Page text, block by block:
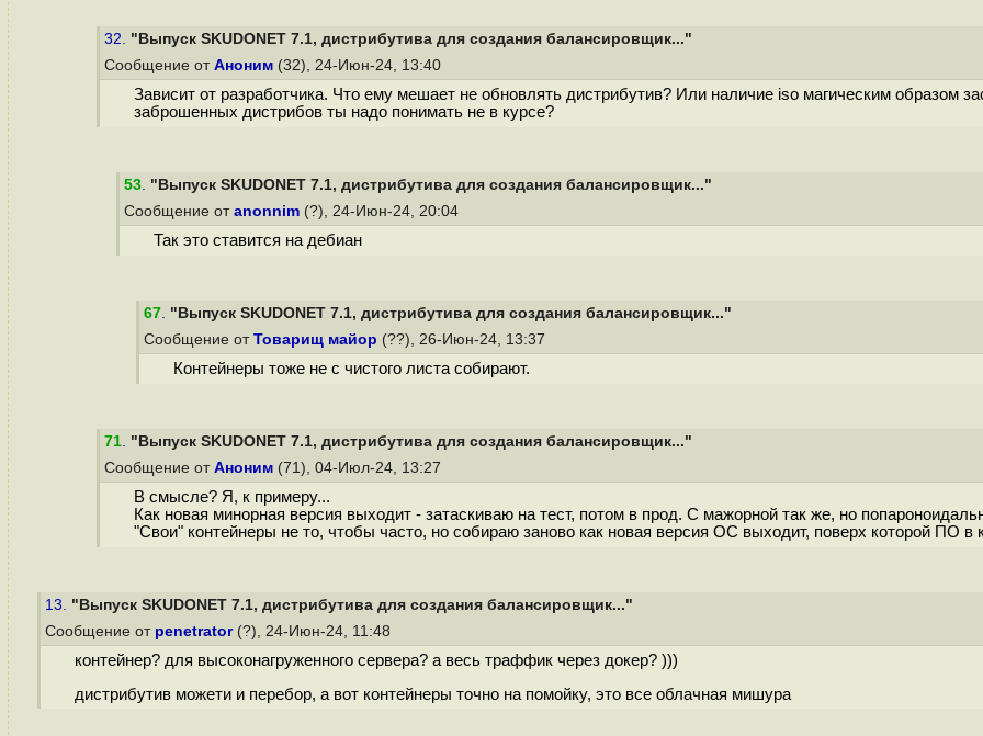
32. "Выпуск SKUDONET 7.1, дистрибутива для создания балансировщик..."
Сообщение от Аноним (32), 24-Июн-24, 13:40
Зависит от разработчика. Что ему мешает не обновлять дистрибутив? Или наличие iso магическим образом
заброшенных дистрибов ты надо понимать не в курсе?
53. "Выпуск SKUDONET 7.1, дистрибутива для создания балансировщик..."
Сообщение от anonnim (?), 24-Июн-24, 20:04
Так это ставится на дебиан
67. "Выпуск SKUDONET 7.1, дистрибутива для создания балансировщик..."
Сообщение от Товарищ майор (??), 26-Июн-24, 13:37
Контейнеры тоже не с чистого листа собирают.
71. "Выпуск SKUDONET 7.1, дистрибутива для создания балансировщик..."
Сообщение от Аноним (71), 04-Июл-24, 13:27
В смысле? Я, к примеру...
Как новая минорная версия выходит - затаскиваю на тест, потом в прод. С мажорной так же, но
"Свои" контейнеры не то, чтобы часто, но собираю заново как новая версия ОС выходит, поверх которой ПО в
13. "Выпуск SKUDONET 7.1, дистрибутива для создания балансировщик..."
Сообщение от penetrator(?), 24-Июн-24, 11:48
контейнер? для высоконагруженного сервера? а весь траффик через докер? )))
дистрибутив можети и перебор, а вот контейнеры точно на помойку, это все облачная мишура